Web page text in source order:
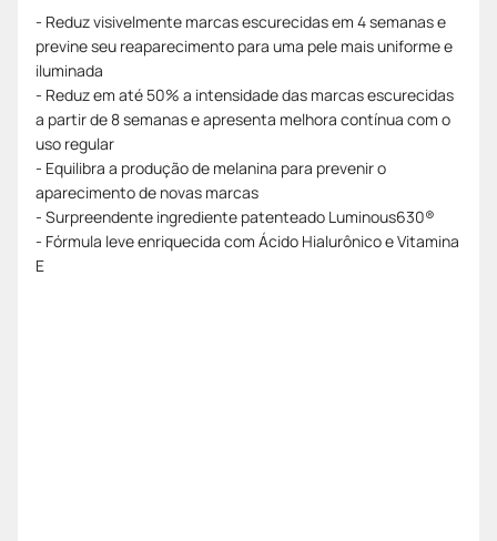
- Reduz visivelmente marcas escurecidas em 4 semanas e
previne seu reaparecimento para uma pele mais uniforme e
iluminada
- Reduz em até 50% a intensidade das marcas escurecidas
a partir de 8 semanas e apresenta melhora contínua com o
uso regular
- Equilibra a produção de melanina para prevenir o
aparecimento de novas marcas
- Surpreendente ingrediente patenteado Luminous630®
- Fórmula leve enriquecida com Ácido Hialurônico e Vitamina
E